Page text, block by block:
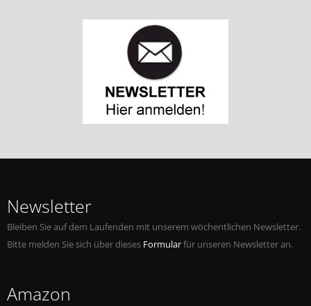
Newsletter
Bleiben Sie auf dem Laufenden mit unserem wöchentlichen Newsletter.
Bitte melden Sie sich über dieses Formularfür unseren Newsletter an.
Amazon